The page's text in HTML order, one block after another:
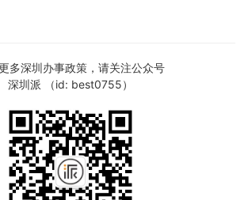
多深圳办事政策，请关注公众号
深圳派 （id: best0755）